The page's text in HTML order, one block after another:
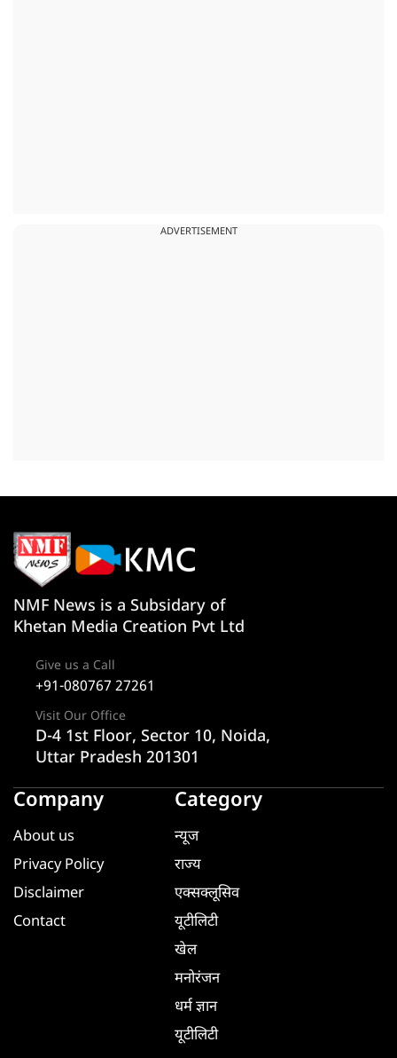
ADVERTISEMENT
NMF News is a Subsidary of
Khetan Media Creation Pvt Ltd
Give us a Call
+91-080767 27261
Visit Our Office
D-4 1st Floor, Sector 10, Noida,
Uttar Pradesh 201301
Company
About us
Privacy Policy
Disclaimer
Contact
Category
न्यूज
राज्य
एक्सक्लूसिव
यूटीलिटी
खेल
मनोरंजन
धर्म ज्ञान
यूटीलिटी